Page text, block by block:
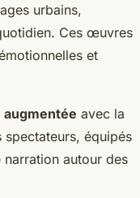
urbains,
Ces œuvres
et
augmentée avec la
spectateurs, équipés
autour des